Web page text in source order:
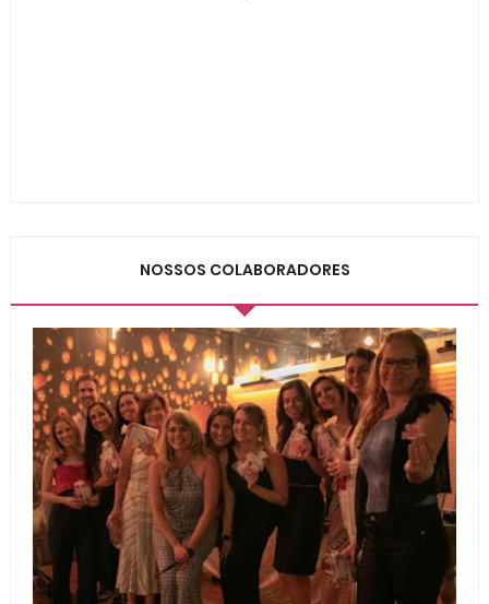
NOSSOS COLABORADORES